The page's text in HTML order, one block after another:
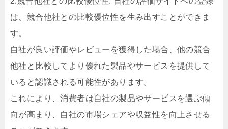
は、競合他社との比較優位性を生み出すことができま
す。
自社が良い評価やレビューを獲得した場合、他の競合
他社と比較してより優れた製品やサービスを提供して
いると認識される可能性があります。
これにより、消費者は自社の製品やサービスを選ぶ傾
向が高まり、自社の市場シェアや収益性を向上させる